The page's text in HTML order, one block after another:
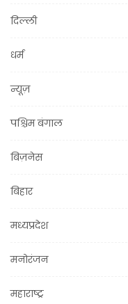
दिल्ली
धर्म
न्यूज़
पश्चिम बंगाल
बिज़नेस
बिहार
मध्यप्रदेश
मनोरंजन
महाराष्ट्र